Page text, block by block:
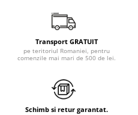
Transport GRATUIT
pe teritoriul Romaniei, pentru
comenzile mai mari de 500 de lei.
Schimb si retur garantat.